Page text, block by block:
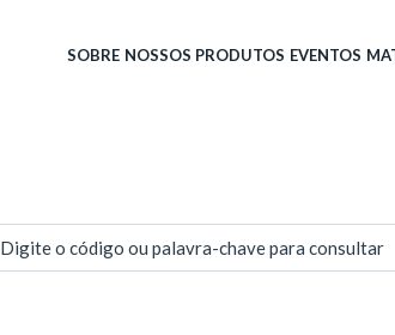
SOBRE NOSSOS PRODUTOS EVENTOS
Digite o código ou palavra-chave para consultar